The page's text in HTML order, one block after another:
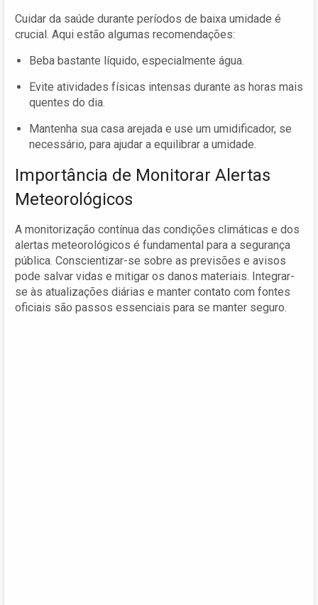
Cuidar da saúde durante períodos de baixa umidade é
crucial. Aqui estão algumas recomendações:
Beba bastante líquido, especialmente água.
Evite atividades físicas intensas durante as horas mais
quentes do dia.
Mantenha sua casa arejada e use um umidificador, se
necessário, para ajudar a equilibrar a umidade.
Importância de Monitorar Alertas
Meteorológicos
A monitorização contínua das condições climáticas e dos
alertas meteorológicos é fundamental para a segurança
pública. Conscientizar-se sobre as previsões e avisos
pode salvar vidas e mitigar os danos materiais. Integrar-
se às atualizações diárias e manter contato com fontes
oficiais são passos essenciais para se manter seguro.